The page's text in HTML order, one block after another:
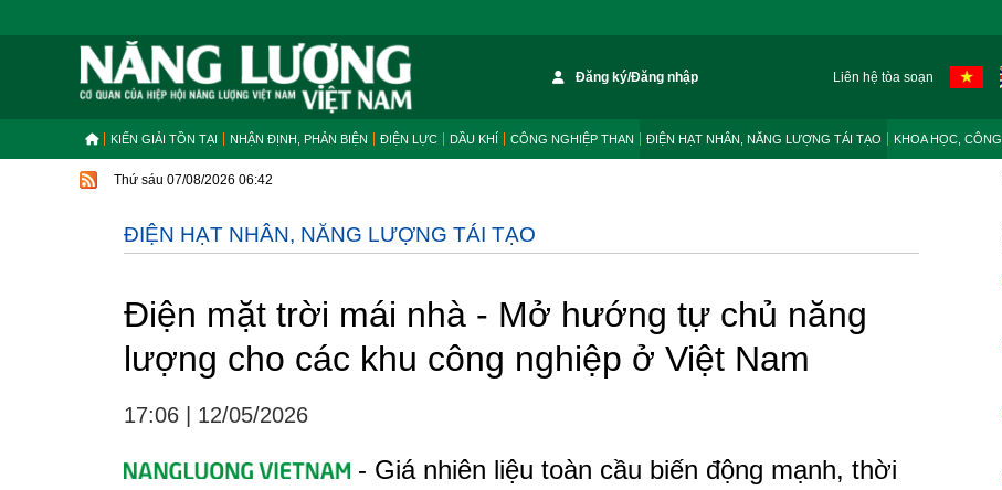
Đăng ký/Đăng nhập Liên hệ tòa soạn
KIẾN GIẢI TỒN TẠI NHẬN ĐỊNH, PHẢN BIỆN ĐIỆN LỰC DẦU KHÍ CÔNG NGHIỆP THAN ĐIỆN HẠT NHÂN, NĂNG LƯỢNG TÁI TẠO KHOA HỌC,
Thứ sáu 07/08/2026 06:42
ĐIỆN HẠT NHÂN, NĂNG LƯỢNG TÁI TẠO
Điện mặt trời mái nhà - Mở hướng tự chủ năng
lượng cho các khu công nghiệp ở Việt Nam
17:06 12/05/2026
- Giá nhiên liệu toàn cầu biến động mạnh, thời